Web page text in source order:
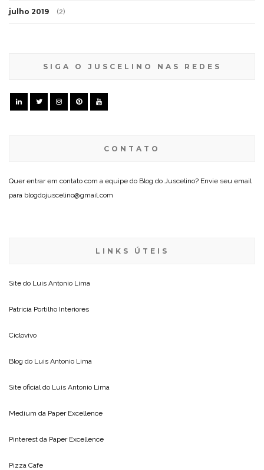
julho 2019 (2)
SIGA O JUSCELINO NAS REDES
CONTATO
Quer entrar em contato com a equipe do Blog do Juscelino? Envie seu email
para blogdojuscelino@gmail.com
LINKS ÚTEIS
Site do Luis Antonio Lima
Patricia Portilho Interiores
Ciclovivo
Blog do Luis Antonio Lima
Site oficial do Luis Antonio Lima
Medium da Paper Excellence
Pinterest da Paper Excellence
Pizza Cafe